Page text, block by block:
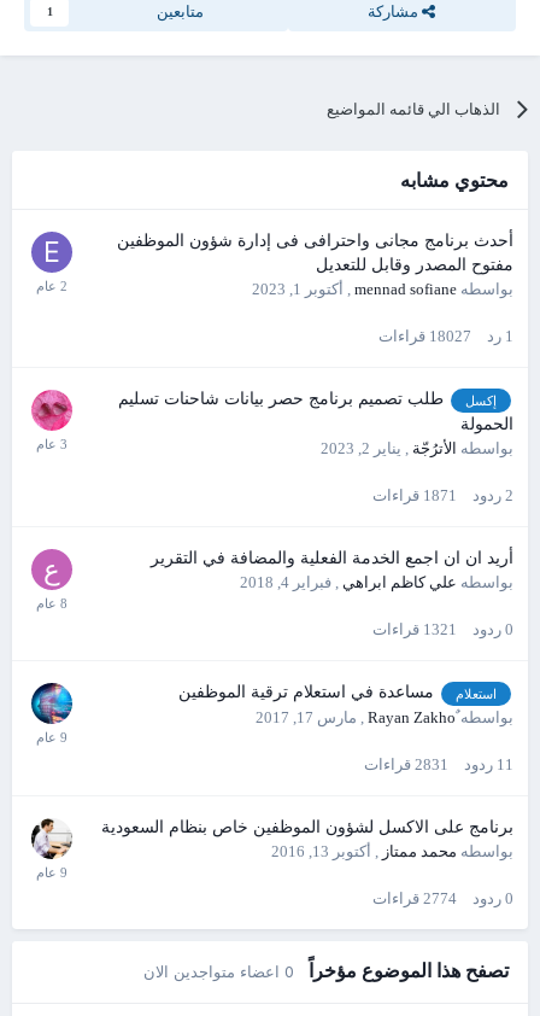
مشاركة متابعين 1
الذهاب الي قائمه المواضيع
محتوي مشابه
أحدث برنامج مجانى واحترافى فى إدارة شؤون الموظفين
مفتوح المصدر وقابل للتعديل
بواسطه mennad sofiane
, أكتوبر 1, 2023
رد 18027 قراءات
إكسل
طلب تصميم برنامج حصر بيانات شاحنات تسليم
الحمولة
بواسطه الأترُجّة, يناير 2, 2023
2 ردود 1871 قراءات
أريد ان ان اجمع الخدمة الفعلية والمضافة في التقرير
بواسطه علي كاظم ابراهي , فبراير 4, 2018
0 ردود 1321 قراءات
استعلام
مساعدة في استعلام ترقية الموظفين
بواسطه
, مارس 17, 2017
11 ردود 2831 قراءات
برنامج على الاكسل لشؤون الموظفين خاص بنظام السعودية
بواسطه محمد ممتاز أكتوبر 13, 2016
0 ردود 2774 قراءات
تصفح هذا الموضوع مؤخراً 0 اعضاء متواجدين الان